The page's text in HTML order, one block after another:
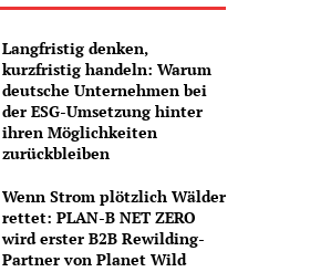
Langfristig denken,
kurzfristig handeln: Warum
deutsche Unternehmen bei
der ESG-Umsetzung hinter
ihren Möglichkeiten
zurückbleiben
Wenn Strom plötzlich Wälder
rettet: PLAN-B NET ZERO
wird erster B2B Rewilding-
Partner von Planet Wild